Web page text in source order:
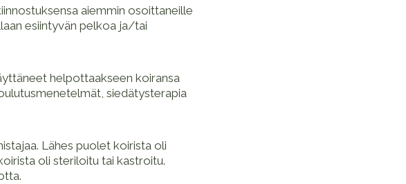
aiemmin osoittaneille
esiintyvän pelkoa ja/tai
helpottaakseen koiransa
siedätysterapia
Lähes puolet koirista oli
oli steriloitu tai kastroitu.